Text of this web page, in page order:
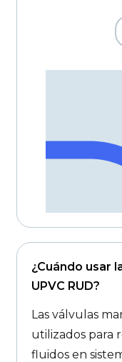
¿Cuándo usar
UPVC RUD?
Las válvulas
utilizados para
fluidos en